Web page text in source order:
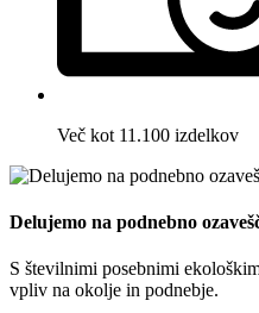
Več kot 11.100 izdelkov
Delujemo na podnebno
S številnimi posebnimi
vpliv na okolje in podnebje.